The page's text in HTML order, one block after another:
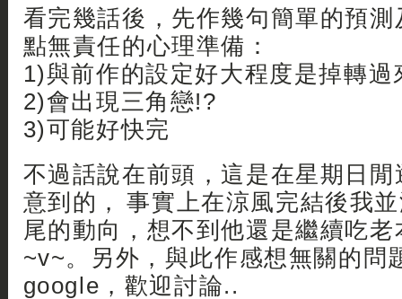
看完幾話後，先作幾句簡單的預
點無責任的心理準備：
1)與前作的設定好大程度是掉轉過
2)會出現三角戀!?
3)可能好快完
不過話說在前頭，這是在星期日
意到的， 事實上在涼風完結後我
尾的動向，想不到他還是繼續吃
~v~。另外，與此作感想無關的問
google，歡迎討論..